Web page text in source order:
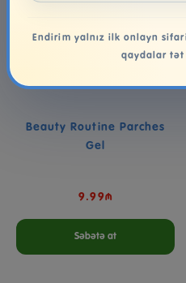
Beauty Routine Parches
Gel
9.99₼
Səbətə at
Endirim yalnız ilk onlayn
qaydalar